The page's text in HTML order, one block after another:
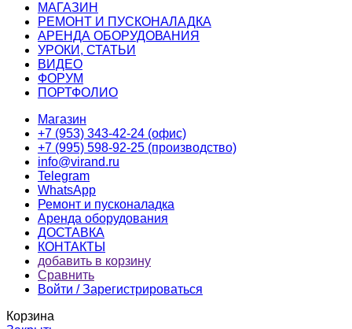
МАГАЗИН
РЕМОНТ И ПУСКОНАЛАДКА
АРЕНДА ОБОРУДОВАНИЯ
УРОКИ, СТАТЬИ
ВИДЕО
ФОРУМ
ПОРТФОЛИО
Магазин
+7 (953) 343-42-24 (офис)
+7 (995) 598-92-25 (производство)
info@virand.ru
Telegram
WhatsApp
Ремонт и пусконаладка
Аренда оборудования
ДОСТАВКА
КОНТАКТЫ
добавить в корзину
Сравнить
Войти / Зарегистрироваться
Корзина